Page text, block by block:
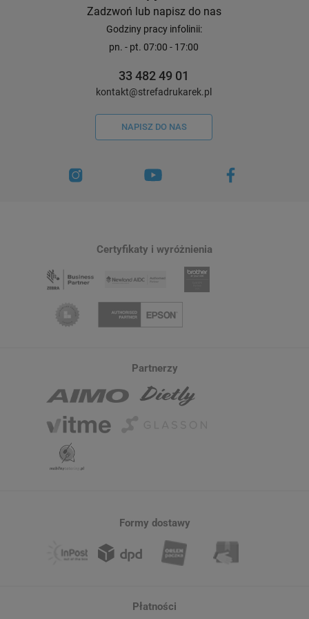
Zadzwoń lub napisz do nas
Godziny pracy infolinii:
pn. - pt. 07:00 - 17:00
33 482 49 01
kontakt@strefadrukarek.pl
NAPISZ DO NAS
Certyfikaty i wyróżnienia
Partnerzy
Formy dostawy
Płatności